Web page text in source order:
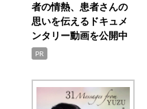
者の情熱、患者さんの
思いを伝えるドキュメ
ンタリー動画を公開中
PR